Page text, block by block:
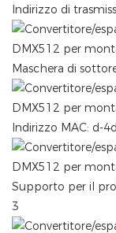
Indirizzo di
Maschera di
Indirizzo MAC: d-
Supporto per il
3